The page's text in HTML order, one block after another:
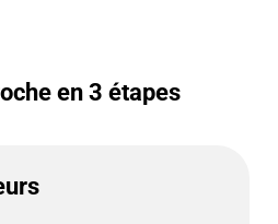
en 3 étapes